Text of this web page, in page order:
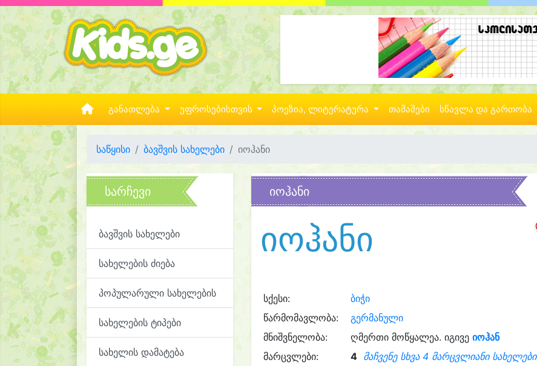
განათლება უფროსებისთვის პოეზია, ლიტერატურა თამაშები სწავლა და გართობა
საწყისი ბავშვის სახელები იოჰანი
სარჩევი
ბავშვის სახელები
სახელების ძიება
პოპულარული სახელების
სახელების ტიპები
სახელის დამატება
იოჰანი
იოჰანი
სქესი:
ბიჭი
წარმომავლობა:
გერმანული
მნიშვნელობა:
ღმერთი მოწყალეა. იგივე იოჰან
მარცვლები:
4 მაჩვენე სხვა 4 მარცვლიანი სახელები